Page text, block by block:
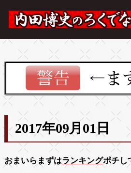
2017年09月01日
おまいらまずはランキングポチし